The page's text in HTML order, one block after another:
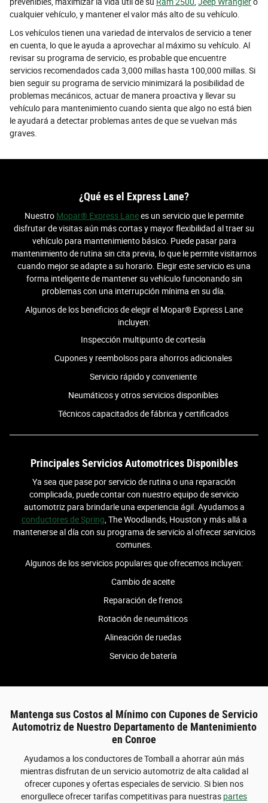
cualquier vehículo, y mantener el valor más alto de su vehículo.
Los vehículos tienen una variedad de intervalos de servicio a tener
en cuenta, lo que le ayuda a aprovechar al máximo su vehículo. Al
revisar su programa de servicio, es probable que encuentre
servicios recomendados cada 3,000 millas hasta 100,000 millas. Si
bien seguir su programa de servicio minimizará la posibilidad de
problemas mecánicos, actuar de manera proactiva y llevar su
vehículo para mantenimiento cuando sienta que algo no está bien
le ayudará a detectar problemas antes de que se vuelvan más
graves.
¿Qué es el Express Lane?
Nuestro Mopar® Express Lanees un servicio que le permite
disfrutar de visitas aún más cortas y mayor flexibilidad al traer su
vehículo para mantenimiento básico. Puede pasar para
mantenimiento de rutina sin cita previa, lo que le permite visitarnos
cuando mejor se adapte a su horario. Elegir este servicio es una
forma inteligente de mantener su vehículo funcionando sin
problemas con una interrupción mínima en su día.
Algunos de los beneficios de elegir el Mopar® Express Lane
incluyen:
Inspección multipunto de cortesía
Cupones y reembolsos para ahorros adicionales
Servicio rápido y conveniente
Neumáticos y otros servicios disponibles
Técnicos capacitados de fábrica y certificados
Principales Servicios Automotrices Disponibles
Ya sea que pase por servicio de rutina o una reparación
complicada, puede contar con nuestro equipo de servicio
automotriz para brindarle una experiencia ágil. Ayudamos a
conductores de Spring , The Woodlands, Houston y más allá a
mantenerse al día con su programa de servicio al ofrecer servicios
comunes.
Algunos de los servicios populares que ofrecemos incluyen:
Cambio de aceite
Reparación de frenos
Rotación de neumáticos
Alineación de ruedas
Servicio de batería
Mantenga sus Costos al Mínimo con Cupones de Servicio
Automotriz de Nuestro Departamento de Mantenimiento
en Conroe
Ayudamos a los conductores de Tomball a ahorrar aún más
mientras disfrutan de un servicio automotriz de alta calidad al
ofrecer cupones y ofertas especiales de servicio. Si bien nos
enorgullece ofrecer tarifas competitivas para nuestras partes